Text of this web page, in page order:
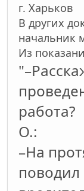
г. Харьков
В других
начальник
Из
работа?
О.:
–На